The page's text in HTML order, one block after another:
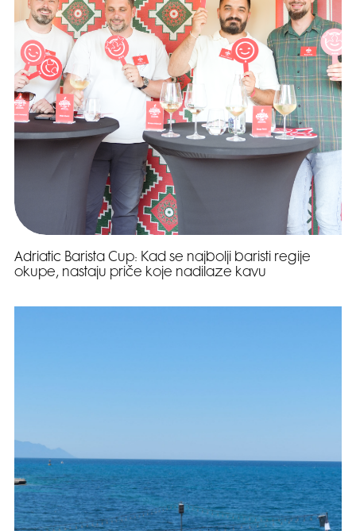
Adriatic Barista Cup: Kad se najbolji baristi regije
okupe, nastaju priče koje nadilaze kavu